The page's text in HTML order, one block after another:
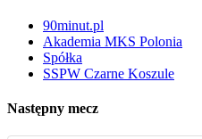
90minut.pl
Akademia MKS Polonia
Spółka
SSPW Czarne Koszule
Następny mecz